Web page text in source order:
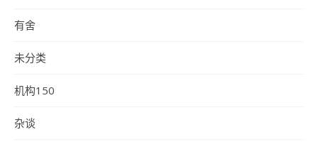
有舍
未分类
机构150
杂谈